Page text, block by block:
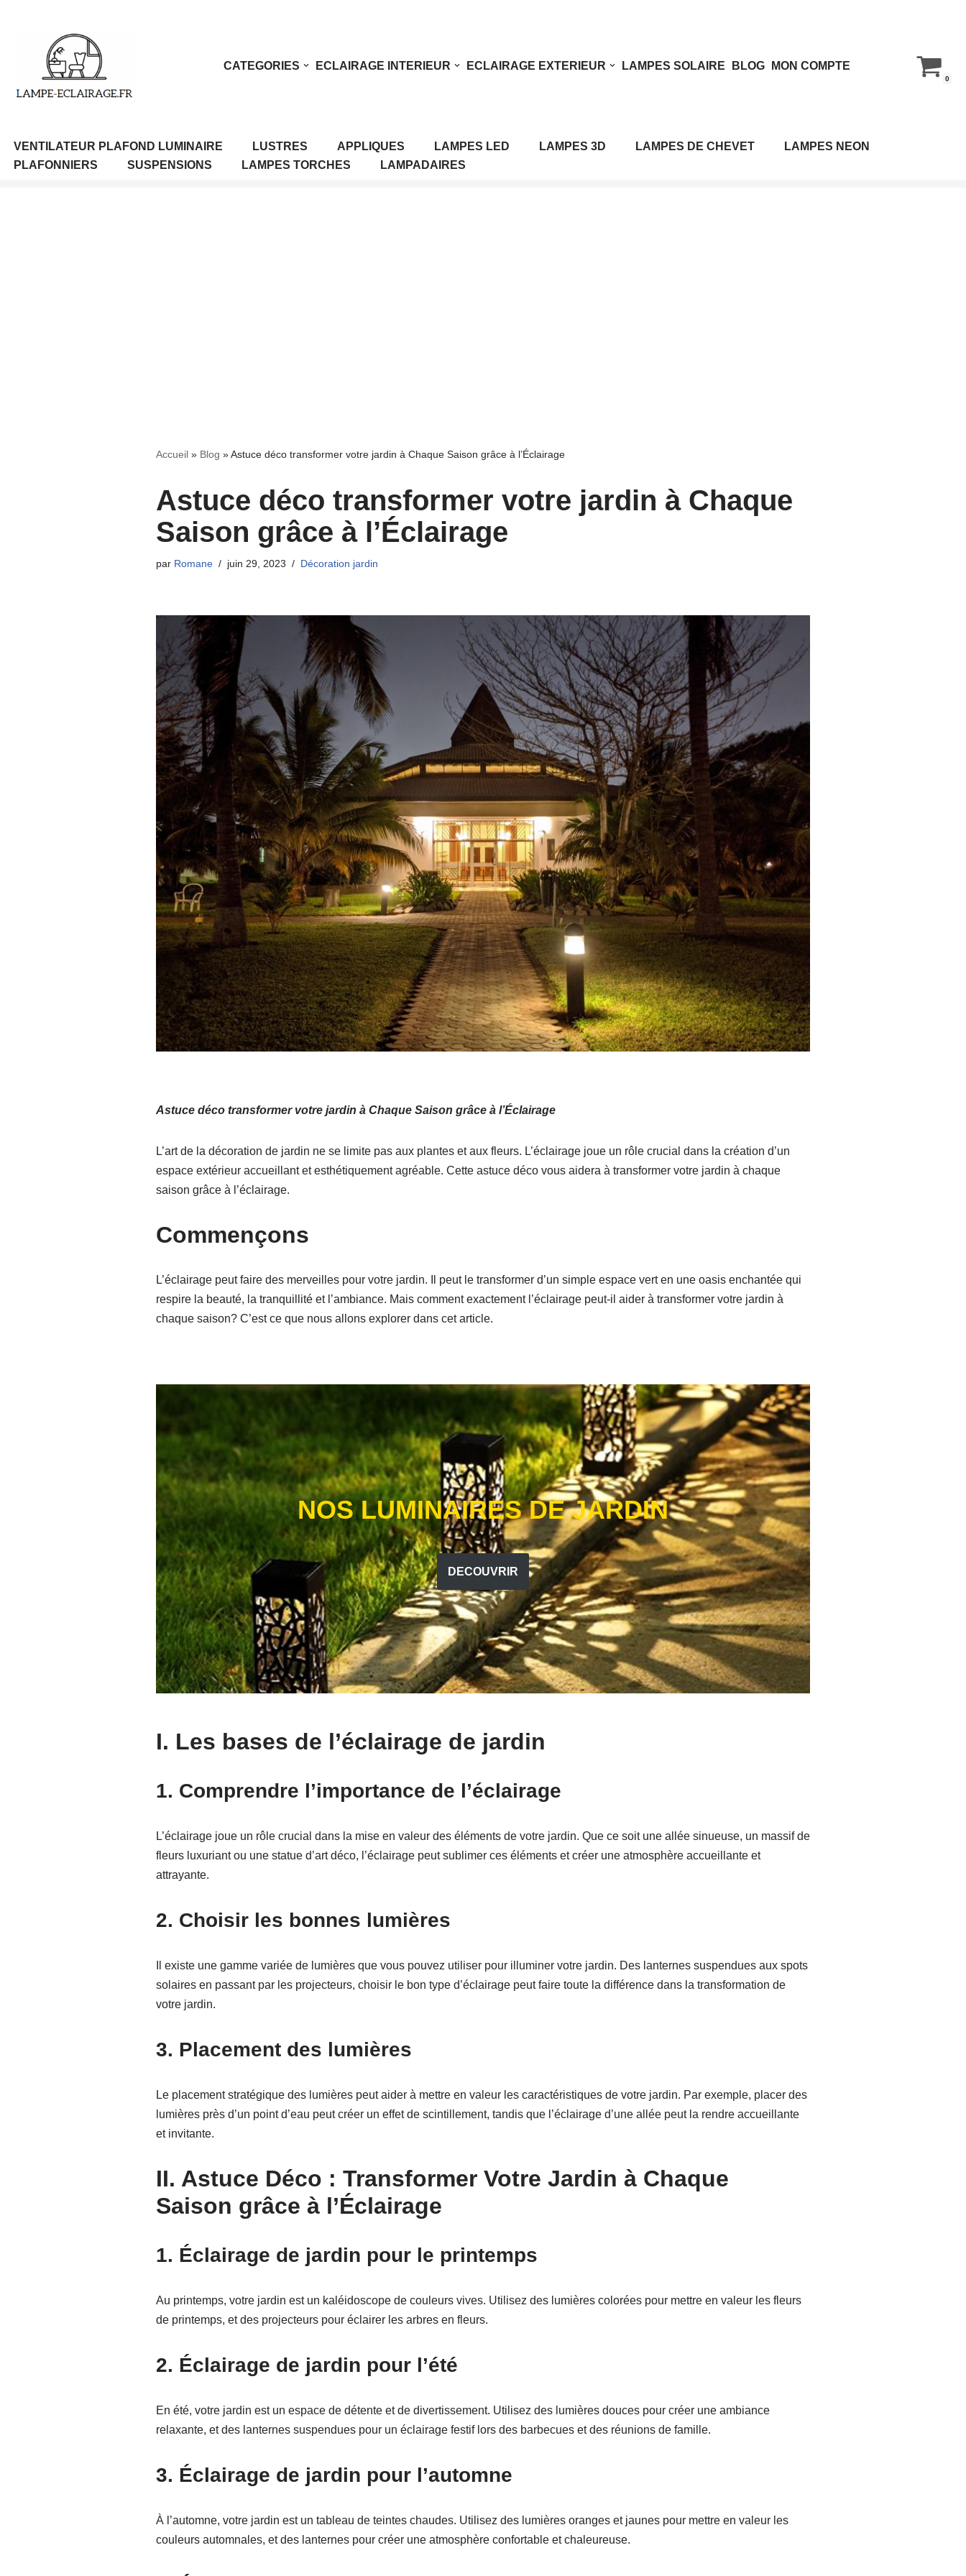
contenu
CATEGORIES ECLAIRAGE INTERIEUR ECLAIRAGE EXTERIEUR LAMPES SOLAIRE BLOG MON COMPTE
0
VENTILATEUR PLAFOND LUMINAIRE LUSTRES APPLIQUES LAMPES LED LAMPES 3D LAMPES DE CHEVET
LAMPES NEON
PLAFONNIERS
SUSPENSIONS LAMPES TORCHES LAMPADAIRES
Accueil» Blog »Astuce déco transformer votre jardin à Chaque Saison grâce à l’Éclairage
Astuce déco transformer votre jardin à Chaque
Saison grâce à l’Éclairage
par Romane juin 29, 2023 Décoration jardin
Astuce déco transformer votre jardin à Chaque Saison grâce à l’Éclairage
L’art de la décoration de jardin ne se limite pas aux plantes et aux fleurs. L’éclairage joue un rôle crucial dans la création d’un
espace extérieur accueillant et esthétiquement agréable. Cette astuce déco vous aidera à transformer votre jardin à chaque
saison grâce à l’éclairage.
Commençons
L’éclairage peut faire des merveilles pour votre jardin. Il peut le transformer d’un simple espace vert en une oasis enchantée qui
respire la beauté, la tranquillité et l’ambiance. Mais comment exactement l’éclairage peut-il aider à transformer votre jardin à
chaque saison? C’est ce que nous allons explorer dans cet article.
NOS LUMINAIRES DE JARDIN
DECOUVRIR
I. Les bases de l’éclairage de jardin
1. Comprendre l’importance de l’éclairage
L’éclairage joue un rôle crucial dans la mise en valeur des éléments de votre jardin. Que ce soit une allée sinueuse, un massif de
fleurs luxuriant ou une statue d’art déco, l’éclairage peut sublimer ces éléments et créer une atmosphère accueillante et
attrayante.
2. Choisir les bonnes lumières
Il existe une gamme variée de lumières que vous pouvez utiliser pour illuminer votre jardin. Des lanternes suspendues aux spots
solaires en passant par les projecteurs, choisir le bon type d’éclairage peut faire toute la différence dans la transformation de
votre jardin.
3. Placement des lumières
Le placement stratégique des lumières peut aider à mettre en valeur les caractéristiques de votre jardin. Par exemple, placer des
lumières près d’un point d’eau peut créer un effet de scintillement, tandis que l’éclairage d’une allée peut la rendre accueillante
et invitante.
II. Astuce Déco : Transformer Votre Jardin à Chaque
Saison grâce à l’Éclairage
1. Éclairage de jardin pour le printemps
Au printemps, votre jardin est un kaléidoscope de couleurs vives. Utilisez des lumières colorées pour mettre en valeur les fleurs
de printemps, et des projecteurs pour éclairer les arbres en fleurs.
2. Éclairage de jardin pour l’été
En été, votre jardin est un espace de détente et de divertissement. Utilisez des lumières douces pour créer une ambiance
relaxante, et des lanternes suspendues pour un éclairage festif lors des barbecues et des réunions de famille.
3. Éclairage de jardin pour l’automne
À l’automne, votre jardin est un tableau de teintes chaudes. Utilisez des lumières oranges et jaunes pour mettre en valeur les
couleurs automnales, et des lanternes pour créer une atmosphère confortable et chaleureuse.